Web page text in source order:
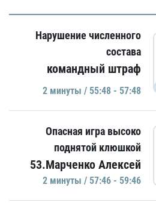
Нарушение численного
состава
командный штраф
2 минуты / 55:48 - 57:48
Опасная игра высоко
поднятой клюшкой
53.Марченко Алексей
2 минуты / 57:46 - 59:46